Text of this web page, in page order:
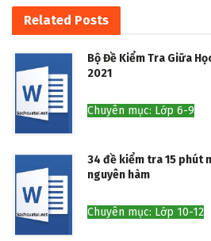
Related Posts
Bộ Đề Kiểm Tra Giữa
2021
Chuyên mục: Lớp 6-9
34 đề kiểm tra 15 phút
nguyên hàm
Chuyên mục: Lớp 10-12